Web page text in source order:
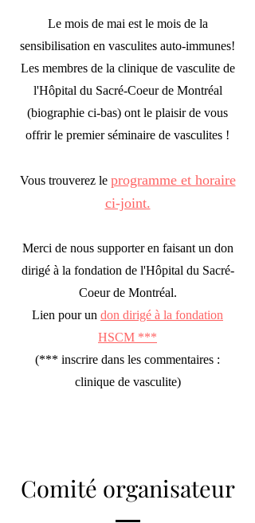
Le mois de mai est le mois de la
sensibilisation en vasculites auto-immunes!
Les membres de la clinique de vasculite de
l'Hôpital du Sacré-Coeur de Montréal
(biographie ci-bas) ont le plaisir de vous
offrir le premier séminaire de vasculites !
Vous trouverez le programme et horaire
ci-joint.
Merci de nous supporter en faisant un don
dirigé à la fondation de l'Hôpital du Sacré-
Coeur de Montréal.
Lien pour un don dirigé à la fondation
HSCM ***
(*** inscrire dans les commentaires :
clinique de vasculite)
Comité organisateur